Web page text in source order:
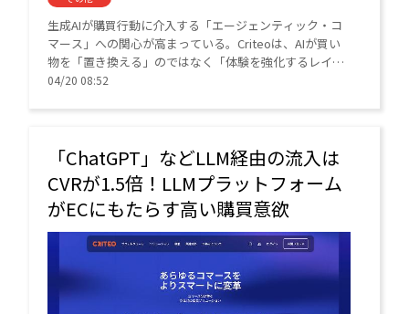
生成AIが購買行動に介入する「エージェンティック・コ
マース」への関心が高まっている。Criteoは、AIが買い
物を「置き換える」のではなく「体験を強化するレイヤ
ー」になると分析する。
04/20 08:52
「ChatGPT」などLLM経由の流入は
CVRが1.5倍！LLMプラットフォーム
がECにもたらす高い購買意欲